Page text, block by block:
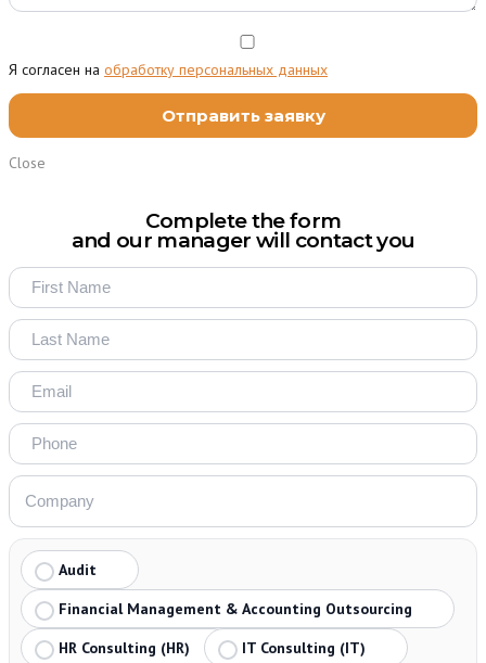
Я согласен на обработку персональных данных
Close
Complete the form
and our manager will contact you
Audit
Financial Management & Accounting Outsourcing
HR Consulting (HR)
IT Consulting (IT)